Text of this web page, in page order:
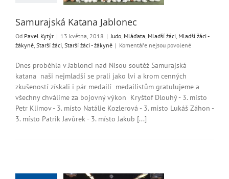
Samurajská Katana Jablonec
Od Pavel Kytýr | 13 května, 2018 | Judo Mláďata Mladší žáci Mladší žáci -
žákyně Starší žáci Starší žáci - žákyně | Komentáře nejsou povolenéu
Katana
Jablonec
Dnes proběhla v Jablonci nad Nisou soutěž Samurajská
katana naši nejmladší se prali jako lvi a krom cenných
zkušeností získali i pár medailí medailistům gratulujeme a
všechny chválíme za bojovný výkon Kryštof Dlouhý - 3. místo
Petr Klimov - 3. místo Natálie Kozlerová - 3. místo Lukáš Záhon -
3. místo Patrik Javůrek - 3. místo Jakub [...]